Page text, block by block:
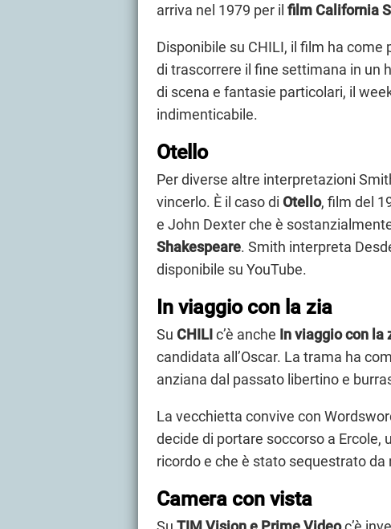
arriva nel 1979 per il film California
Disponibile su CHILI, il film ha
di trascorrere il fine settimana in un
di scena e fantasie particolari, il
indimenticabile.
Otello
Per diverse altre interpretazioni
vincerlo. È il caso di Otello, film del
e John Dexter che è
Shakespeare. Smith interpreta
disponibile su YouTube.
In viaggio con la zia
Su CHILI c’è anche In viaggio con la
candidata all’Oscar. La trama ha
anziana dal passato libertino e
La vecchietta convive con
decide di portare soccorso a Ercole,
ricordo e che è stato sequestrato
Camera con vista